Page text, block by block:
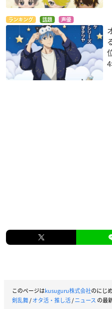
ランキング 話題 声優
このページはkusuguru株式会社のにじ
剣乱舞/オタ活・推し活/ニュース の最